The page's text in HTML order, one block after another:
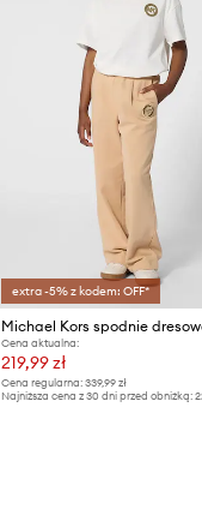
extra -5% z kodem: OFF*
Cena aktualna:
219,99 zł
Cena regularna: 339,99 zł
Najniższa cena z 30 dni przed obniżką: